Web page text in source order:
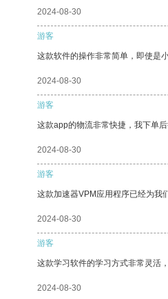
2024-08-30
游客
这款软件的操作非常简单，即使是
2024-08-30
游客
这款app的物流非常快捷，我下单后
2024-08-30
游客
这款加速器VPM应用程序已经为我
2024-08-30
游客
这款学习软件的学习方式非常灵活
2024-08-30